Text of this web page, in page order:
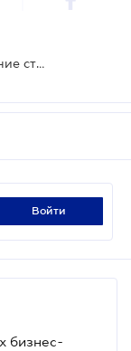
Отмена франшизы по ОСАГО и увеличение страховой выплаты в 100 раз: проект
войти
бизнес-